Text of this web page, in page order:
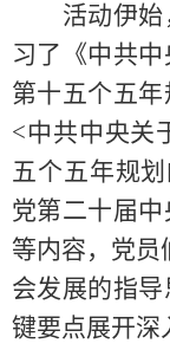
活动伊始
习了《中共
第十五个五年
<中共中央关
五个五年规
党第二十届中
等内容，党员
会发展的指
键要点展开深